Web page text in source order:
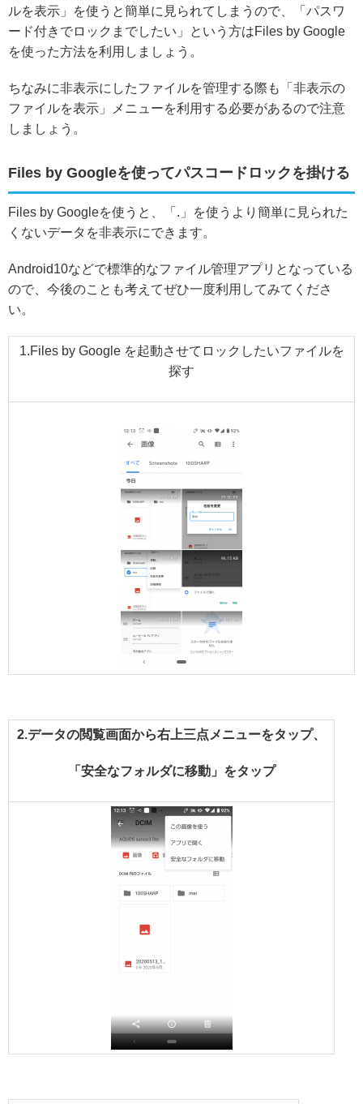
ルを表示」を使うと簡単に見られてしまうので、「パスワ
ード付きでロックまでしたい」という方はFiles by Google
を使った方法を利用しましょう。
ちなみに非表示にしたファイルを管理する際も「非表示の
ファイルを表示」メニューを利用する必要があるので注意
しましょう。
Files by Googleを使ってパスコードロックを掛ける
Files by Googleを使うと、「.」を使うより簡単に見られた
くないデータを非表示にできます。
Android10などで標準的なファイル管理アプリとなっている
ので、今後のことも考えてぜひ一度利用してみてくださ
い。
1.Files by Google を起動させてロックしたいファイルを
探す
2.データの閲覧画面から右上三点メニューをタップ、
「安全なフォルダに移動」をタップ